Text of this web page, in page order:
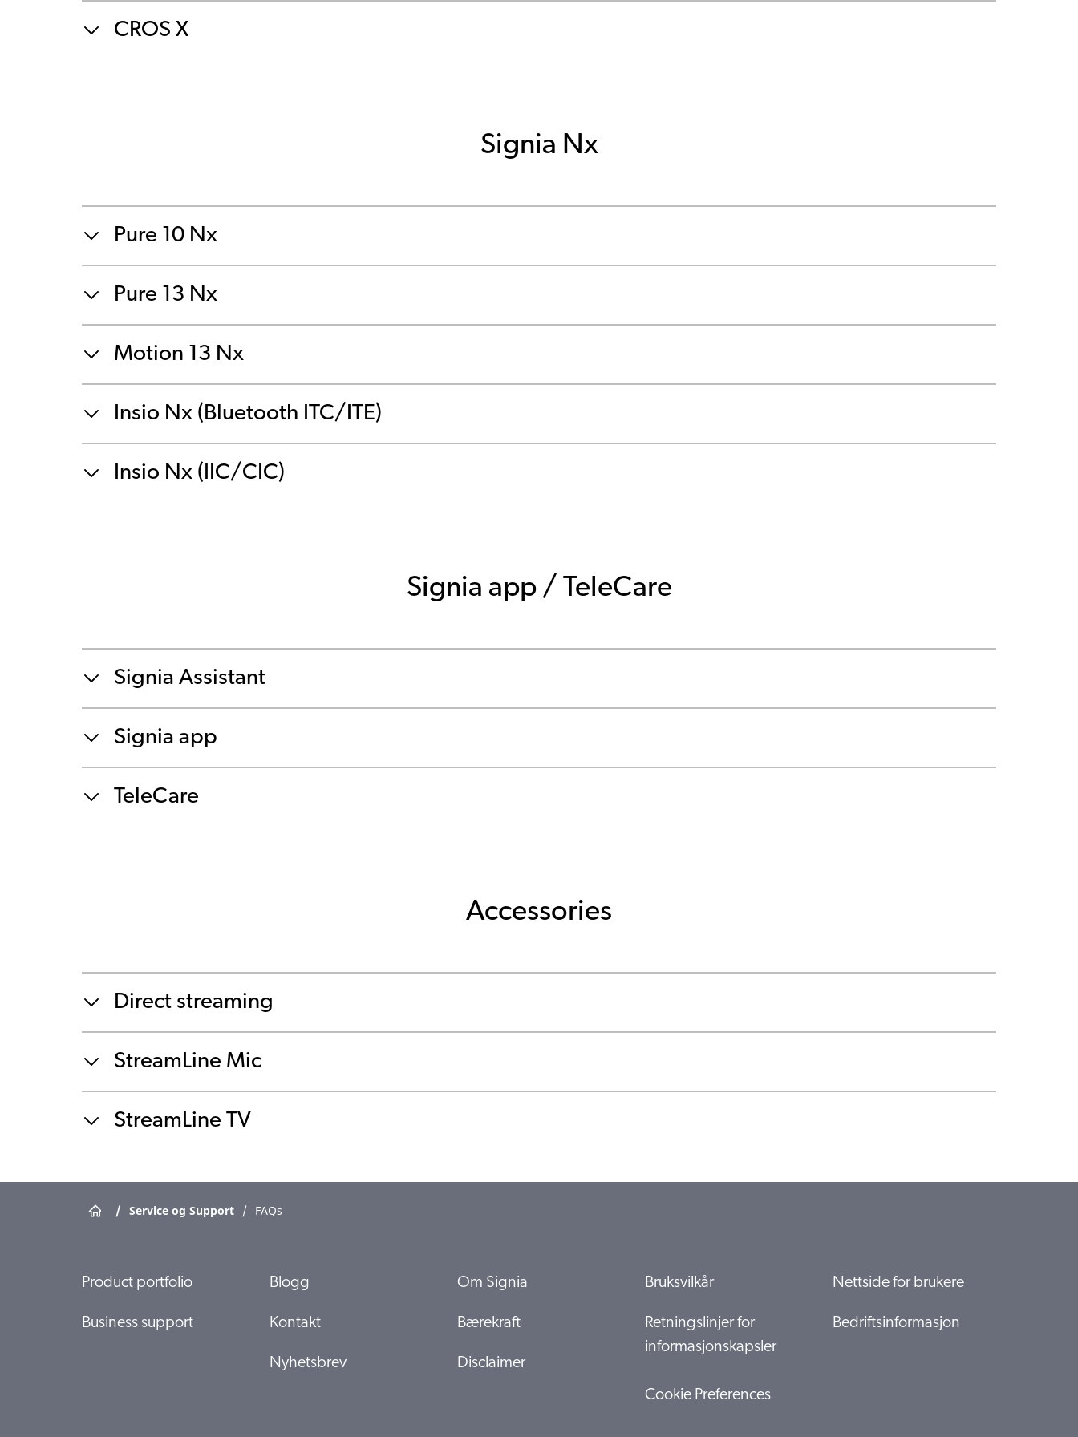
CROS X
Signia Nx
Pure 10 Nx
Pure 13 Nx
Motion 13 Nx
Insio Nx (Bluetooth ITC/ITE)
Insio Nx (IIC/CIC)
Signia app / TeleCare
Signia Assistant
Signia app
TeleCare
Accessories
Direct streaming
StreamLine Mic
StreamLine TV
/ Service og Support / FAQs
Product portfolio
Business support
Blogg
Kontakt
Nyhetsbrev
Om Signia
Bærekraft
Disclaimer
Bruksvilkår
Retningslinjer for
informasjonskapsler
Cookie Preferences
Nettside for brukere
Bedriftsinformasjon